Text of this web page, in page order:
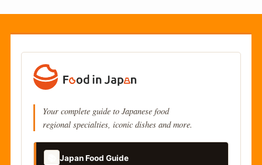
Your complete guide to Japanese food
regional specialties, iconic dishes and more.
Japan Food Guide